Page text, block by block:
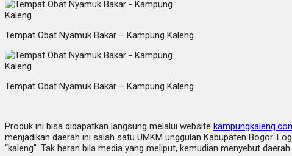
Tempat Obat Nyamuk Bakar – Kampung Kaleng
Tempat Obat Nyamuk Bakar – Kampung Kaleng
Produk ini bisa didapatkan langsung melalui website
menjadikan daerah ini salah satu UMKM unggulan Kabupaten Bogor.
“kaleng”. Tak heran bila media yang meliput, kemudian menyebut